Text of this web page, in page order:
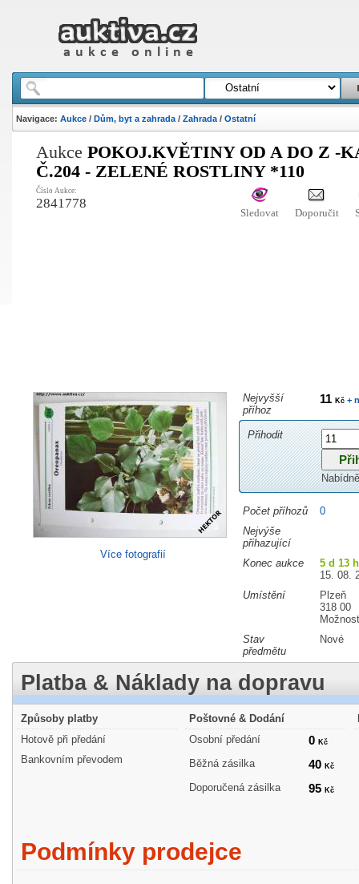
Navigace: Aukce/ Dům, byt a zahrada/ Zahrada/ Ostatní
Aukce POKOJ.KVĚTINY OD A DO Z -
Č.204 - ZELENÉ ROSTLINY *110
Číslo Aukce:
2841778
Sledovat Doporučit
Více fotografií
Nejvyšší
příhoz
11 Kč+
Přihodit
Počet příhozů
0
Nejvýše
přihazující
Konec aukce
5 d 13
15. 08.
Umístění
Plzeň
318 00
Stav
předmětu
Nové
Platba & Náklady na dopravu
Způsoby platby
Hotově při předání
Bankovním převodem
Poštovné & Dodání
Osobní předání
0 Kč
Běžná zásilka 40 Kč
Doporučená zásilka 95 Kč
Podmínky prodejce